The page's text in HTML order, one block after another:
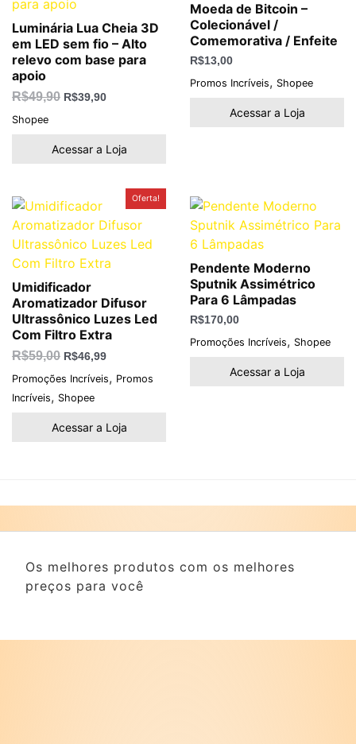
Luminária Lua Cheia 3D
em LED sem fio – Alto
relevo com base para
apoio
R$49,90 R$39,90
Shopee
Acessar a Loja
Moeda de Bitcoin –
Colecionável /
Comemorativa / Enfeite
R$13,00
Promos Incríveis, Shopee
Acessar a Loja
Oferta!
Umidificador
Aromatizador Difusor
Ultrassônico Luzes Led
Com Filtro Extra
R$59,00
preço
era:
R$59,00.
R$46,99
atual
é:
R$46,99.
Promoções Incríveis, Promos
Incríveis, Shopee
Acessar a Loja
Pendente Moderno
Sputnik Assimétrico
Para 6 Lâmpadas
R$170,00
Promoções Incríveis, Shopee
Acessar a Loja
Os melhores produtos com os melhores
preços para você